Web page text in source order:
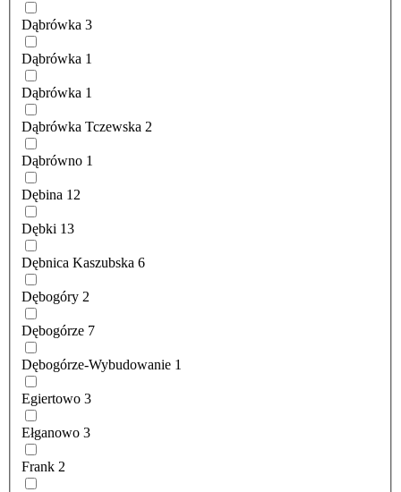
Dąbrówka 3
Dąbrówka 1
Dąbrówka 1
Dąbrówka Tczewska 2
Dąbrówno 1
Dębina 12
Dębki 13
Dębnica Kaszubska 6
Dębogóry 2
Dębogórze 7
Dębogórze-Wybudowanie 1
Egiertowo 3
Ełganowo 3
Frank 2